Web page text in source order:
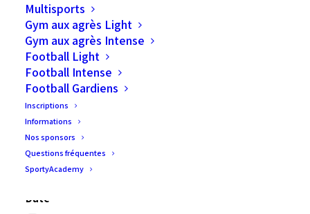
Multisports
Gym aux agrès Light
Gym aux agrès Intense
Football Light
Football Intense
Football Gardiens
Inscriptions
Informations
Nos sponsors
Questions fréquentes
SportyAcademy
Inscriptions: Eté 2026 –
Multisports
Les inscriptions à la journée ne sont pas
possibles pour les camps d’été!
Les inscriptions sont définitives.
Date